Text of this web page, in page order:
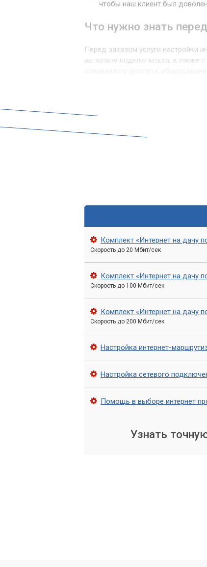
чтобы наш клиент был
Что нужно знать
Перед заказом услуги настройки
вы хотите подключиться, а также
Наши высококвалифицированные
Комплект «Интернет на дачу
Скорость до 20 Мбит/сек
Комплект «Интернет на дачу
Скорость до 100 Мбит/сек
Комплект «Интернет на дачу
Скорость до 200 Мбит/сек
Настройка интернет-
Настройка сетевого
Помощь в выборе интернет
Узнать